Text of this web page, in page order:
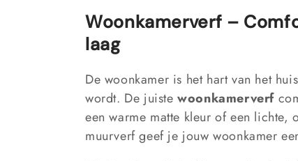
o
l
l
e
Woonkamerverf –
laag
De woonkamer is het hart van het
wordt. De juistewoonkamerverf
een warme matte kleur of een
muurverf geef je jouw woonkamer